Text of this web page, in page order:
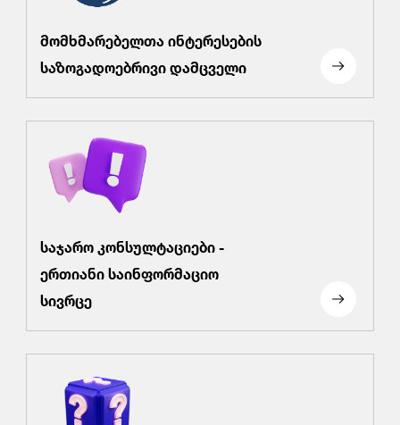
მომხმარებელთა ინტერესების
საზოგადოებრივი დამცველი
საჯარო კონსულტაციები -
ერთიანი საინფორმაციო
სივრცე